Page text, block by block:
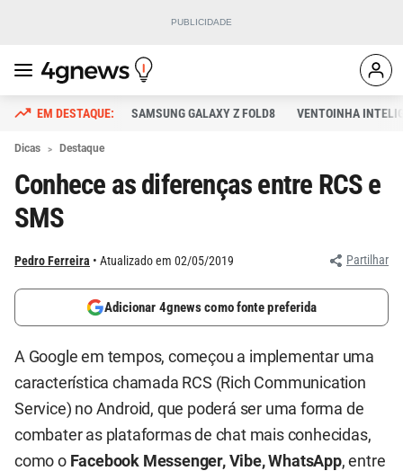
SAMSUNG GALAXY Z FOLD8 VENTOINHA
Dicas Destaque
Conhece as diferenças entre RCS e
SMS
Pedro Ferreira Atualizado em 02/05/2019 Partilhar
Adicionar 4gnews como fonte preferida
A Google em tempos, começou a implementar uma
característica chamada RCS (Rich Communication
Service) no Android, que poderá ser uma forma de
combater as plataformas de chat mais conhecidas,
como o Facebook Messenger, Vibe, WhatsApp, entre